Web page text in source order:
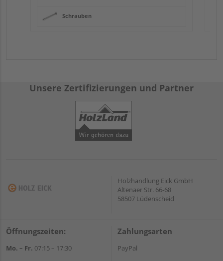
Schrauben
Unsere Zertifizierungen und Partner
Holzhandlung Eick GmbH
Altenaer Str. 66-68
58507 Lüdenscheid
Öffnungszeiten:
Mo. – Fr. 07:15 – 17:30
Zahlungsarten
PayPal